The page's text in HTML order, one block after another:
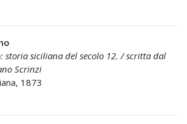
storia siciliana del secolo 12. / scritta dal
Scrinzi
1873